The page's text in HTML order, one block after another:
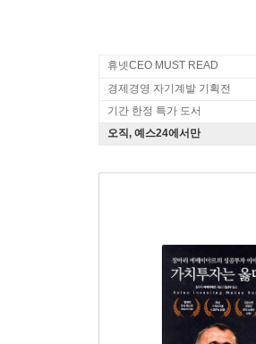
휴넷CEO MUST READ
경제경영 자기계발 기획전
기간 한정 특가 도서
오직, 예스24에서만